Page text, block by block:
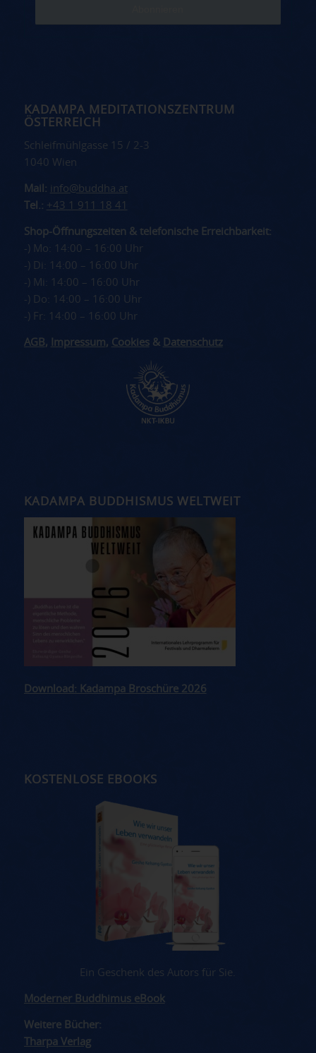
KADAMPA MEDITATIONSZENTRUM
ÖSTERREICH
Schleifmühlgasse 15 / 2-3
1040 Wien
Mail: info@buddha.at
Tel.: +43 1 911 18 41
Shop-Öffnungszeiten & telefonische Erreichbarkeit:
-) Mo: 14:00 – 16:00 Uhr
-) Di: 14:00 – 16:00 Uhr
-) Mi: 14:00 – 16:00 Uhr
-) Do: 14:00 – 16:00 Uhr
-) Fr: 14:00 – 16:00 Uhr
AGB , Impressum, Cookies& Datenschutz
KADAMPA BUDDHISMUS WELTWEIT
Download: Kadampa Broschüre 2026
KOSTENLOSE EBOOKS
Ein Geschenk des Autors für Sie.
Moderner Buddhimus eBook
Weitere Bücher:
Tharpa Verlag